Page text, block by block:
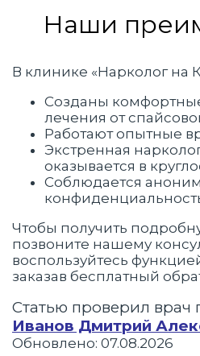
Наши
В клинике «Нарколог на
Созданы
лечения от
Работают опытные
Экстренная
оказывается в
Соблюдается
Чтобы получить
позвоните нашему
воспользуйтесь
заказав бесплатный
Статью проверил врач
Иванов Дмитрий
Обновлено: 07.08.2026